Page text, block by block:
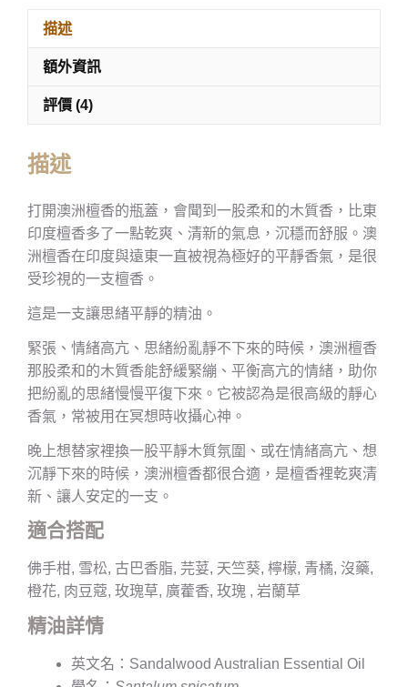
描述
額外資訊
評價 (4)
描述
打開澳洲檀香的瓶蓋，會聞到一股柔和的木質香，比東
印度檀香多了一點乾爽、清新的氣息，沉穩而舒服。澳
洲檀香在印度與遠東一直被視為極好的平靜香氣，是很
受珍視的一支檀香。
這是一支讓思緒平靜的精油。
緊張、情緒高亢、思緒紛亂靜不下來的時候，澳洲檀香
那股柔和的木質香能舒緩緊繃、平衡高亢的情緒，助你
把紛亂的思緒慢慢平復下來。它被認為是很高級的靜心
香氣，常被用在冥想時收攝心神。
晚上想替家裡換一股平靜木質氛圍、或在情緒高亢、想
沉靜下來的時候，澳洲檀香都很合適，是檀香裡乾爽清
新、讓人安定的一支。
適合搭配
佛手柑, 雪松, 古巴香脂, 芫荽, 天竺葵, 檸檬, 青橘, 沒藥,
橙花, 肉豆蔻, 玫瑰草, 廣藿香, 玫瑰 , 岩蘭草
精油詳情
英文名：Sandalwood Australian Essential Oil